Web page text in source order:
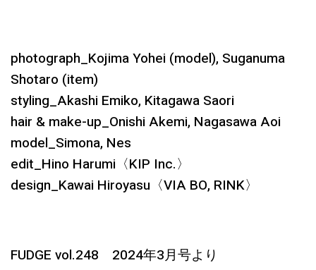
photograph_Kojima Yohei (model), Suganuma
Shotaro (item)
styling_Akashi Emiko, Kitagawa Saori
hair & make-up_Onishi Akemi, Nagasawa Aoi
model_Simona, Nes
edit_Hino Harumi〈KIP Inc.〉
design_Kawai Hiroyasu〈VIA BO, RINK〉
FUDGE vol.248 2024年3月号より